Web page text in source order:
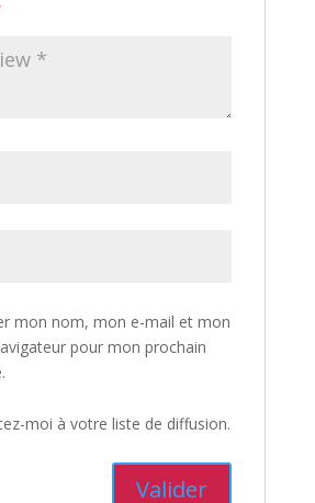
mon nom, mon e-mail et mon
pour mon prochain
moi à votre liste de diffusion.